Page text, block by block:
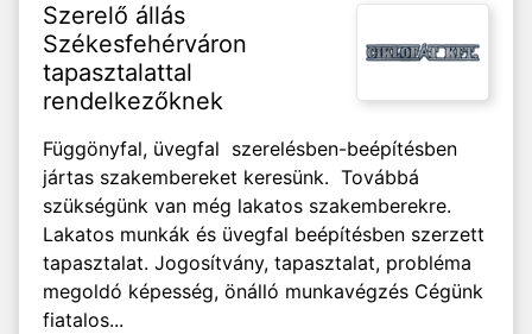
Szerelő állás
Székesfehérváron
tapasztalattal
rendelkezőknek
Függönyfal, üvegfal szerelésben-beépítésben
jártas szakembereket keresünk. Továbbá
szükségünk van még lakatos szakemberekre.
Lakatos munkák és üvegfal beépítésben szerzett
tapasztalat. Jogosítvány, tapasztalat, probléma
megoldó képesség, önálló munkavégzés Cégünk
fiatalos...